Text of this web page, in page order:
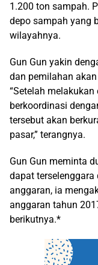
1.200 ton sampah.
depo sampah yang
wilayahnya.
Gun Gun yakin
dan pemilahan
“Setelah
berkoordinasi
tersebut akan
pasar,” terangnya.
Gun Gun meminta
dapat terselenggara
anggaran, ia
anggaran tahun
berikutnya.*